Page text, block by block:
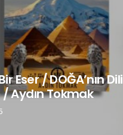
Eser / DOĞA’nın Dili
Aydın Tokmak